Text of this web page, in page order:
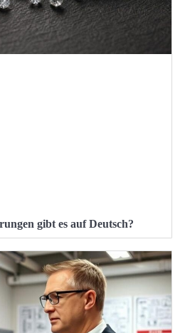
gibt es auf Deutsch?